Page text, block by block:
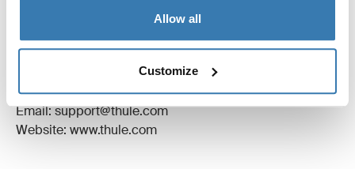
Allow all
Customize
Nome do fabricante: Thule Sweden
Endereço do fabricante: Borggatan 5, 335 73
Hillerstorp, Suécia
Email: support@thule.com
Website: www.thule.com